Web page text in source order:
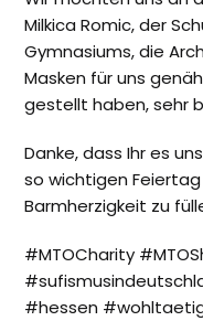
Milkica Romic, der
Gymnasiums, die
Masken für uns
gestellt haben, sehr
Danke, dass Ihr es
so wichtigen
Barmherzigkeit zu
#MTOCharity
#hessen